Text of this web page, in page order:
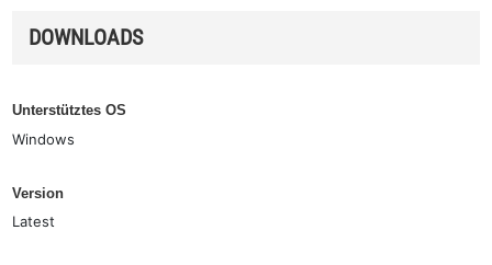
DOWNLOADS
Unterstütztes OS
Windows
Version
Latest